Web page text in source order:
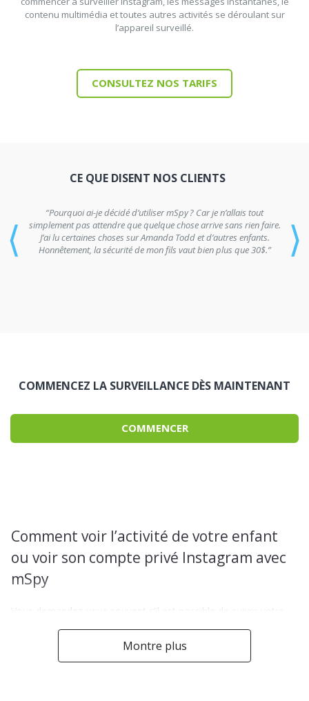
contenu multimédia et toutes autres activités se déroulant sur
l’appareil surveillé.
CONSULTEZ NOS TARIFS
CE QUE DISENT NOS CLIENTS
“Pourquoi ai-je décidé d’utiliser mSpy ? Car je n’allais tout
simplement pas attendre que quelque chose arrive sans rien faire.
J’ai lu certaines choses sur Amanda Todd et d’autres enfants.
Honnêtement, la sécurité de mon fils vaut bien plus que 30$.”
⟨ ⟩
COMMENCEZ LA SURVEILLANCE DÈS MAINTENANT
COMMENCER
Comment voir l’activité de votre enfant
ou voir son compte privé Instagram avec
mSpy
Vous demandez-vous souvent s’il est possible de suivre votre
certainement pas le seul ou la seule à vouloir lire les messages,
l’historique des conversations et avoir accès à l’historique
Montre plus